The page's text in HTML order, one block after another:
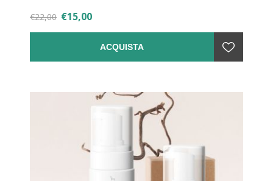
€22,00 €15,00
ACQUISTA